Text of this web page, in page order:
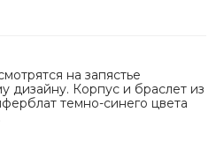
на запястье
дизайну. Корпус и браслет из
темно-синего цвета